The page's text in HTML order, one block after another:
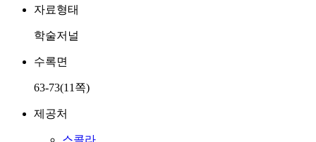
자료형태
학술저널
수록면
63-73(11쪽)
제공처
스콜라